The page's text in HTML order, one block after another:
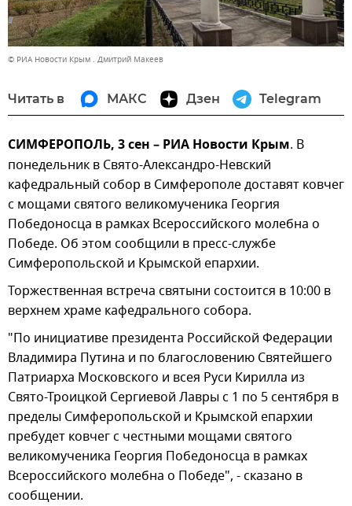
© РИА Новости Крым . Дмитрий Макеев
Читать в МАКС Дзен Telegram
СИМФЕРОПОЛЬ, 3 сен – РИА Новости Крым. В
понедельник в Свято-Александро-Невский
кафедральный собор в Симферополе доставят ковчег
с мощами святого великомученика Георгия
Победоносца в рамках Всероссийского молебна о
Победе. Об этом сообщили в пресс-службе
Симферопольской и Крымской епархии.
Торжественная встреча святыни состоится в 10:00 в
верхнем храме кафедрального собора.
"По инициативе президента Российской Федерации
Владимира Путина и по благословению Святейшего
Патриарха Московского и всея Руси Кирилла из
Свято-Троицкой Сергиевой Лавры с 1 по 5 сентября в
пределы Симферопольской и Крымской епархии
пребудет ковчег с честными мощами святого
великомученика Георгия Победоносца в рамках
Всероссийского молебна о Победе", - сказано в
сообщении.